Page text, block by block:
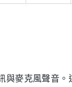
與麥克風聲音。